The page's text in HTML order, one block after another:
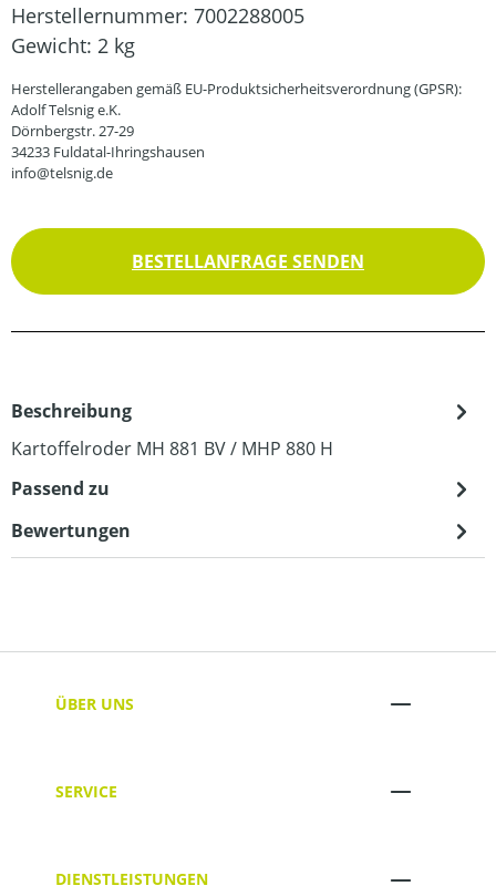
Herstellernummer: 7002288005
Gewicht: 2 kg
Herstellerangaben gemäß EU-Produktsicherheitsverordnung (GPSR):
Adolf Telsnig e.K.
Dörnbergstr. 27-29
34233 Fuldatal-Ihringshausen
info@telsnig.de
BESTELLANFRAGE SENDEN
Beschreibung
Kartoffelroder MH 881 BV / MHP 880 H
Passend zu
Bewertungen
ÜBER UNS
SERVICE
DIENSTLEISTUNGEN